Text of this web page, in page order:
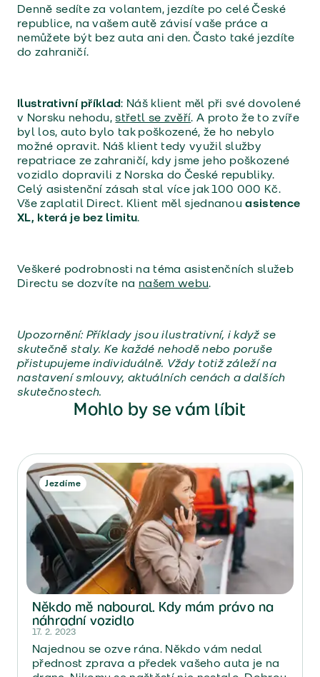
Denně sedíte za volantem, jezdíte po celé České
republice, na vašem autě závisí vaše práce a
nemůžete být bez auta ani den. Často také jezdíte
do zahraničí.
Ilustrativní příklad: Náš klient měl při své dovolené
v Norsku nehodu,střetl se zvěří. A proto že to zvíře
byl los, auto bylo tak poškozené, že ho nebylo
možné opravit. Náš klient tedy využil služby
repatriace ze zahraničí, kdy jsme jeho poškozené
vozidlo dopravili z Norska do České republiky.
Celý asistenční zásah stal více jak 100 000 Kč.
Vše zaplatil Direct. Klient měl sjednanouasistence
XL, která je bez limitu.
Veškeré podrobnosti na téma asistenčních služeb
Directu se dozvíte na našem webu.
Upozornění: Příklady jsou ilustrativní, i když se
skutečně staly. Ke každé nehodě nebo poruše
přistupujeme individuálně. Vždy totiž záleží na
nastavení smlouvy, aktuálních cenách a dalších
skutečnostech.
Mohlo by se vám líbit
Jezdíme
Někdo mě naboural. Kdy mám právo na
náhradní vozidlo
17. 2. 2023
Najednou se ozve rána. Někdo vám nedal
přednost zprava a předek vašeho auta je na